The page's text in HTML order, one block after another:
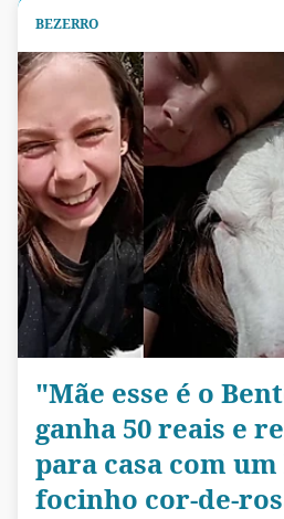
BEZERRO
"Mãe esse é o
ganha 50 reais e
para casa com
focinho cor-de-